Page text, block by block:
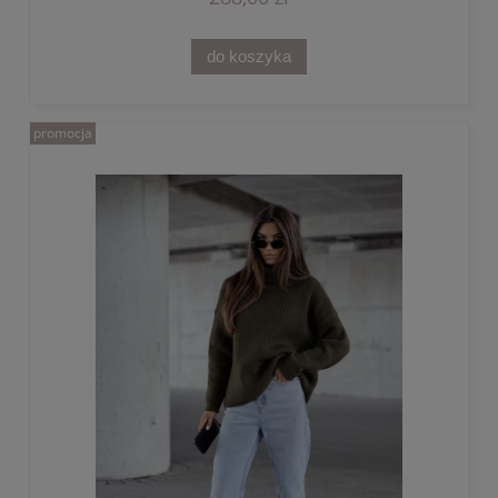
do koszyka
promocja